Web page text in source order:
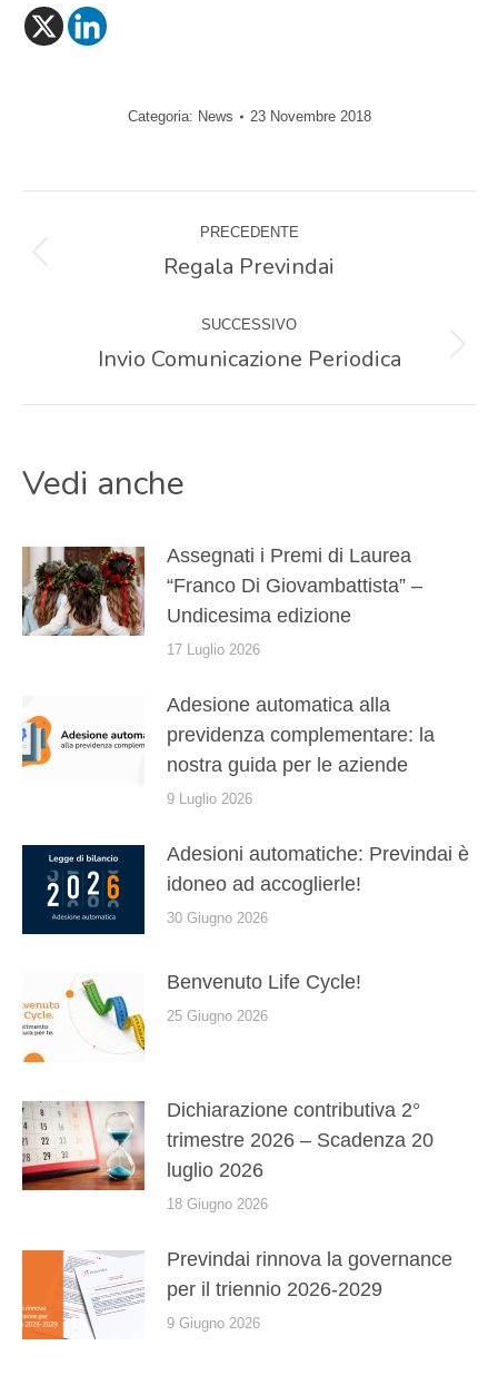
Categoria: News 23 Novembre 2018
post
PRECEDENTE
Post
Regala Previndai
SUCCESSIVO
Prossimo
Invio Comunicazione Periodica
Vedi anche
Assegnati i Premi di Laurea
“Franco Di Giovambattista” –
Undicesima edizione
17 Luglio 2026
Adesione automatica alla
previdenza complementare: la
nostra guida per le aziende
9 Luglio 2026
Adesioni automatiche: Previndai è
idoneo ad accoglierle!
30 Giugno 2026
Benvenuto Life Cycle!
25 Giugno 2026
Dichiarazione contributiva 2°
trimestre 2026 – Scadenza 20
luglio 2026
18 Giugno 2026
Previndai rinnova la governance
per il triennio 2026-2029
9 Giugno 2026